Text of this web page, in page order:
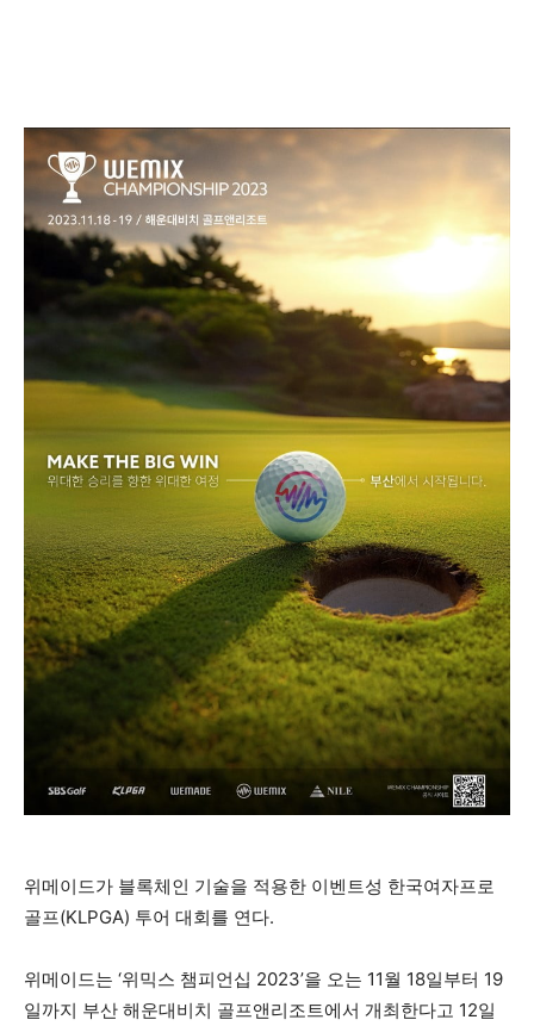
위메이드가 블록체인 기술을 적용한 이벤트성 한국여자프로
골프(KLPGA) 투어 대회를 연다.
위메이드는 ‘위믹스 챔피언십 2023’을 오는 11월 18일부터 19
일까지 부산 해운대비치 골프앤리조트에서 개최한다고 12일